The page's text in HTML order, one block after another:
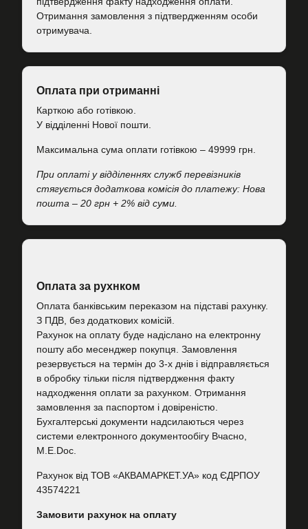
Отримання замовлення з підтвердженням особи
отримувача.
Оплата при отриманні
Карткою або готівкою.
У відділенні Нової пошти.
Максимальна сума оплати готівкою – 49999 грн.
При оплаті у відділеннях служб перевізників
стягується додаткова комісія до платежу: Нова
пошта – 20 грн + 2% від суми.
Оплата за рухнком
Оплата банківським переказом на підставі рахунку.
З ПДВ, без додаткових комісій.
Рахунок на оплату буде надіслано на електронну
пошту або месенджер покупця. Замовлення
резервується на термін до 3-х днів і відправляється
в обробку тільки після підтвердження факту
надходження оплати за рахунком. Отримання
замовлення за паспортом і довіреністю.
Бухгалтерські документи надсилаються через
системи електронного документообігу Вчасно,
M.E.Doc.
Рахунок від ТОВ «АКВАМАРКЕТ.УА» код ЄДРПОУ
43574221
Замовити рахунок на оплату